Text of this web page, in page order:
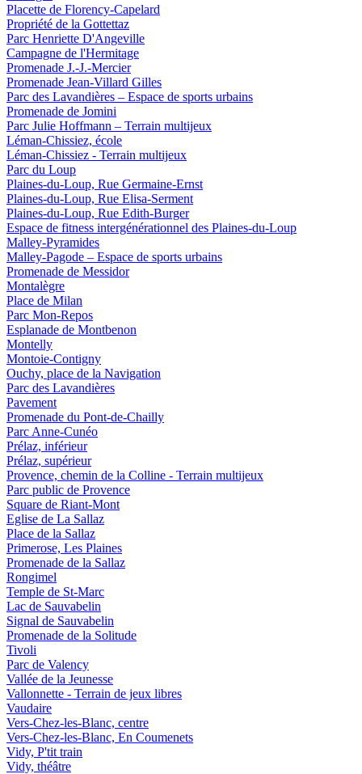
Placette de Florency-Capelard
Propriété de la Gottettaz
Parc Henriette D'Angeville
Campagne de l'Hermitage
Promenade J.-J.-Mercier
Promenade Jean-Villard Gilles
Parc des Lavandières – Espace de sports urbains
Promenade de Jomini
Parc Julie Hoffmann – Terrain multijeux
Léman-Chissiez, école
Léman-Chissiez - Terrain multijeux
Parc du Loup
Plaines-du-Loup, Rue Germaine-Ernst
Plaines-du-Loup, Rue Elisa-Serment
Plaines-du-Loup, Rue Edith-Burger
Espace de fitness intergénérationnel des Plaines-du-Loup
Malley-Pyramides
Malley-Pagode – Espace de sports urbains
Promenade de Messidor
Montalègre
Place de Milan
Parc Mon-Repos
Esplanade de Montbenon
Montelly
Montoie-Contigny
Ouchy, place de la Navigation
Parc des Lavandières
Pavement
Promenade du Pont-de-Chailly
Parc Anne-Cunéo
Prélaz, inférieur
Prélaz, supérieur
Provence, chemin de la Colline - Terrain multijeux
Parc public de Provence
Square de Riant-Mont
Eglise de La Sallaz
Place de la Sallaz
Primerose, Les Plaines
Promenade de la Sallaz
Rongimel
Temple de St-Marc
Lac de Sauvabelin
Signal de Sauvabelin
Promenade de la Solitude
Tivoli
Parc de Valency
Vallée de la Jeunesse
Vallonnette - Terrain de jeux libres
Vaudaire
Vers-Chez-les-Blanc, centre
Vers-Chez-les-Blanc, En Coumenets
Vidy, P'tit train
Vidy, théâtre